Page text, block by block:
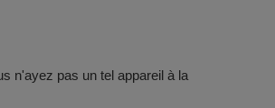
n'ayez pas un tel appareil à la